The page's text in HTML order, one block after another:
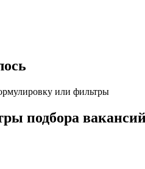
или фильтры
подбора